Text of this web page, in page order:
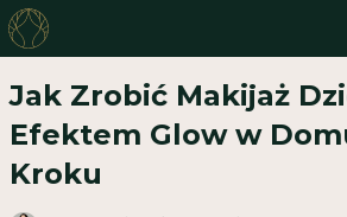
Jak Zrobić Makijaż
Efektem Glow w
Kroku